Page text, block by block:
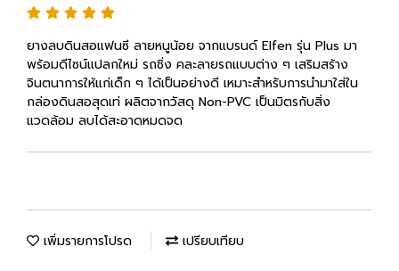
ยางลบดินสอแฟนซี ลายหนูน้อย จากแบรนด์ Elfen รุ่น Plus มา
พร้อมดีไซน์แปลกใหม่ รถซิ่ง คละลายรถแบบต่าง ๆ เสริมสร้าง
จินตนาการให้แก่เด็ก ๆ ได้เป็นอย่างดี เหมาะสำหรับการนำมาใส่ใน
กล่องดินสอสุดเท่ ผลิตจากวัสดุ Non-PVC เป็นมิตรกับสิ่ง
แวดล้อม ลบได้สะอาดหมดจด
เพิ่มรายการโปรด เปรียบเทียบ